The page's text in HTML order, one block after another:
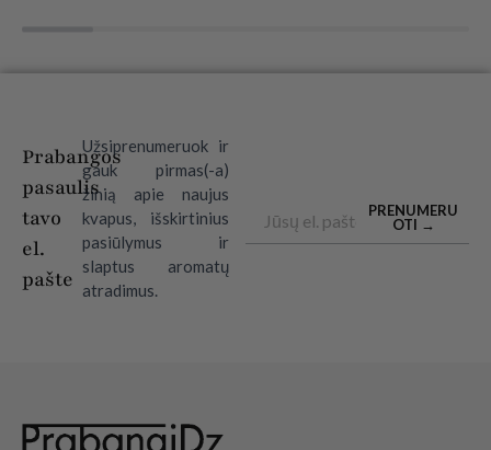
Prabangos
pasaulis
tavo
el.
pašte
Užsiprenumeruok ir
gauk pirmas(-a)
žinią apie naujus
kvapus, išskirtinius
pasiūlymus ir
slaptus aromatų
atradimus.
PRENUMERU
OTI →